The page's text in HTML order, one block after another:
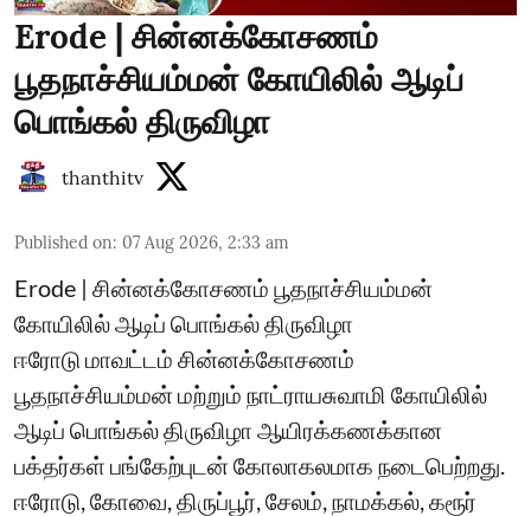
Erode | சின்னக்கோசணம்
பூதநாச்சியம்மன் கோயிலில் ஆடிப்
பொங்கல் திருவிழா
thanthitv
Published on: 07 Aug 2026, 2:33 am
Erode | சின்னக்கோசணம் பூதநாச்சியம்மன்
கோயிலில் ஆடிப் பொங்கல் திருவிழா
ஈரோடு மாவட்டம் சின்னக்கோசணம்
பூதநாச்சியம்மன் மற்றும் நாட்ராயசுவாமி கோயிலில்
ஆடிப் பொங்கல் திருவிழா ஆயிரக்கணக்கான
பக்தர்கள் பங்கேற்புடன் கோலாகலமாக நடைபெற்றது.
ஈரோடு, கோவை, திருப்பூர், சேலம், நாமக்கல், கரூர்